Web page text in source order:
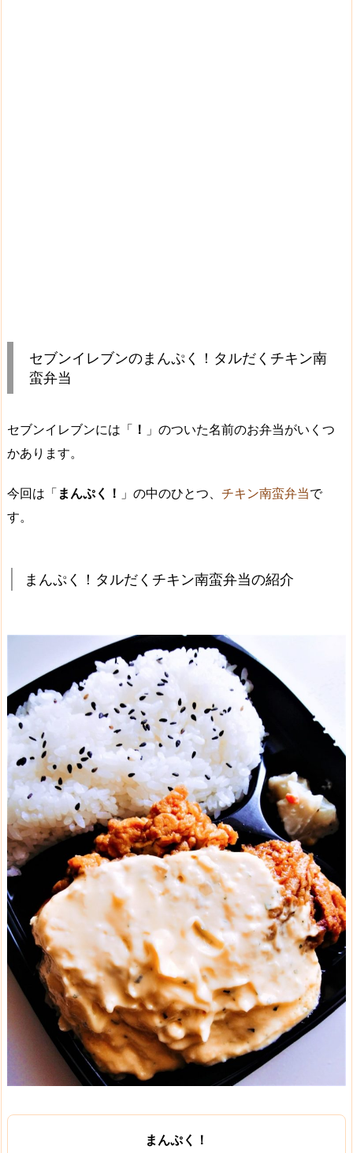
セブンイレブンのまんぷく！タルだくチキン南
蛮弁当
セブンイレブンには「 ！ 」のついた名前のお弁当がいくつ
かあります。
今回は「まんぷく！ 」の中のひとつ、 チキン南蛮弁当で
す。
まんぷく！タルだくチキン南蛮弁当の紹介
まんぷく！